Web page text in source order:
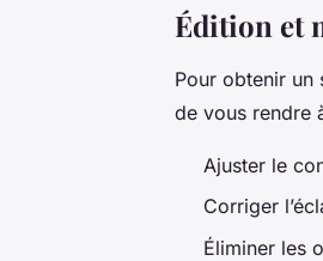
Édition et
Pour obtenir un
de vous rendre
Ajuster le
Corriger
Éliminer les